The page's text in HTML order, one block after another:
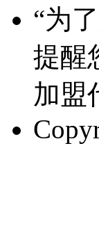
“为
提醒
加盟